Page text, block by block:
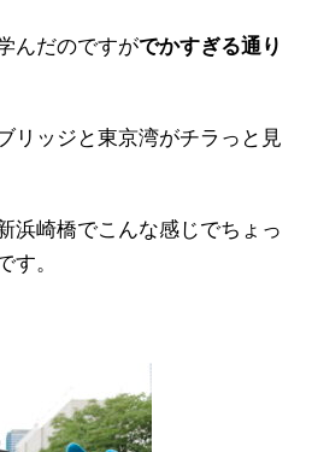
んだのですがでかすぎる通り
リッジと東京湾がチラっと見
浜崎橋でこんな感じでちょっ
す。